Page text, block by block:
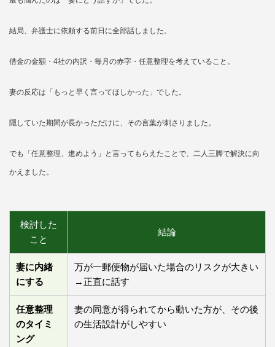
結局、弁護士に依頼する前日に全部話しました。
借金の金額・4社の内訳・毎月の赤字・任意整理を考えていること。
妻の反応は「もっと早く言ってほしかった」でした。
隠していた期間が長かっただけに、その言葉が刺さりました。
でも「任意整理、進めよう」と言ってもらえたことで、二人三脚で解決に向
かえました。
検討した
こと
結論
妻に内緒
にする
万が一郵便物が届いた場合のリスクが大きい
→正直に話す
任意整理
のタイミ
ング
妻の同意が得られてから動いた方が、その後
の生活設計がしやすい